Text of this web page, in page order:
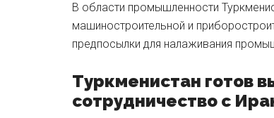
В области промышленности
машиностроительной и
предпосылки для налаживания
Туркменистан готов
сотрудничество с